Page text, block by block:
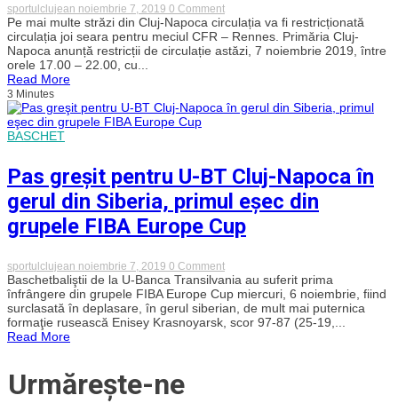
europeană”.
Peste
2500
de
sportulclujean noiembrie 7, 2019 0 Commenton
Restricții
de
circulație
în
CFR
Pe mai multe străzi din Cluj-Napoca circulația va fi restricționată
circulația joi seara pentru meciul CFR – Rennes. Primăria Cluj-
Napoca anunță restricții de circulație astăzi, 7 noiembrie 2019, între
orele 17.00 – 22.00, cu...
Read More
3 Minutes
BASCHET
Pas greşit pentru U-BT Cluj-Napoca în
gerul din Siberia, primul eşec din
grupele FIBA Europe Cup
sportulclujean noiembrie 7, 2019 0 Commenton
Pas
greşit
pentru
U-
BT
Baschetbaliştii de la U-Banca Transilvania au suferit prima
înfrângere din grupele FIBA Europe Cup miercuri, 6 noiembrie, fiind
surclasată în deplasare, în gerul siberian, de mult mai puternica
formaţie rusească Enisey Krasnoyarsk, scor 97-87 (25-19,...
Read More
Urmărește-ne